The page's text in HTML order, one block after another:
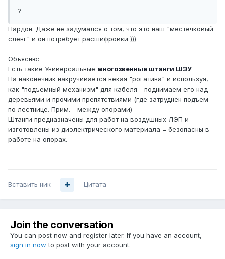
?
Пардон. Даже не задумался о том, что это наш "местечковый
сленг" и он потребует расшифровки )))
Объясню:
Есть такие Универсальные многозвенные штанги ШЭУ
На наконечник накручивается некая "рогатина" и используя,
как "подъемный механизм" для кабеля - поднимаем его над
деревьями и прочими препятствиями (где затруднен подъем
по лестнице. Прим. - между опорами)
Штанги предназначены для работ на воздушных ЛЭП и
изготовлены из диэлектрического материала = безопасны в
работе на опорах.
Вставить ник Цитата
Join the conversation
You can post now and register later. If you have an account,
sign in now to post with your account.